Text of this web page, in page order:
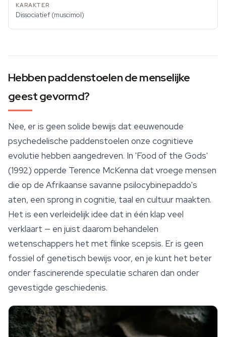
Dissociatief (muscimol)
Hebben paddenstoelen de menselijke
geest gevormd?
Nee, er is geen solide bewijs dat eeuwenoude
psychedelische paddenstoelen onze cognitieve
evolutie hebben aangedreven. In 'Food of the Gods'
(1992) opperde Terence McKenna dat vroege mensen
die op de Afrikaanse savanne psilocybinepaddo's
aten, een sprong in cognitie, taal en cultuur maakten.
Het is een verleidelijk idee dat in één klap veel
verklaart — en juist daarom behandelen
wetenschappers het met flinke scepsis. Er is geen
fossiel of genetisch bewijs voor, en je kunt het beter
onder fascinerende speculatie scharen dan onder
gevestigde geschiedenis.